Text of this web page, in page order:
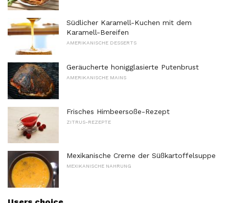
Südlicher Karamell-Kuchen mit dem
Karamell-Bereifen
AMERIKANISCHE DESSERTS
Geräucherte honigglasierte Putenbrust
AMERIKANISCHE MAINS
Frisches Himbeersoße-Rezept
ZITRUS-REZEPTE
Mexikanische Creme der Süßkartoffelsuppe
MEXIKANISCHE NAHRUNG